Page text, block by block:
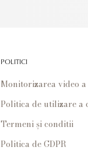
POLITICI
Monitorizarea video
Politica de utilizare a
Termeni și conditii
Politica de GDPR